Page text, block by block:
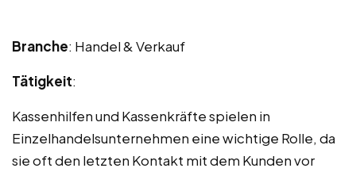
Branche: Handel & Verkauf
Tätigkeit:
Kassenhilfen und Kassenkräfte spielen in
Einzelhandelsunternehmen eine wichtige Rolle, da
sie oft den letzten Kontakt mit dem Kunden vor